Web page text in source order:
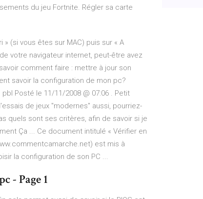
du jeu Fortnite. Régler sa carte
» (si vous êtes sur MAC) puis sur « A
votre navigateur internet, peut-être avez
comment faire : mettre à jour son
savoir la configuration de mon pc?
Posté le 11/11/2008 @ 07:06 . Petit
de jeux "modernes" aussi, pourriez-
quels sont ses critères, afin de savoir si je
Ça ... Ce document intitulé « Vérifier en
est mis à
la configuration de son PC ...
- Page 1